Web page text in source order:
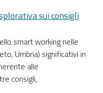
sui consigli
smart working nelle
Umbria) significativi in
alle
consigli,